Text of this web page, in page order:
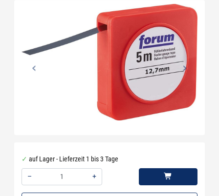
auf Lager - Lieferzeit 1 bis 3 Tage
–
+